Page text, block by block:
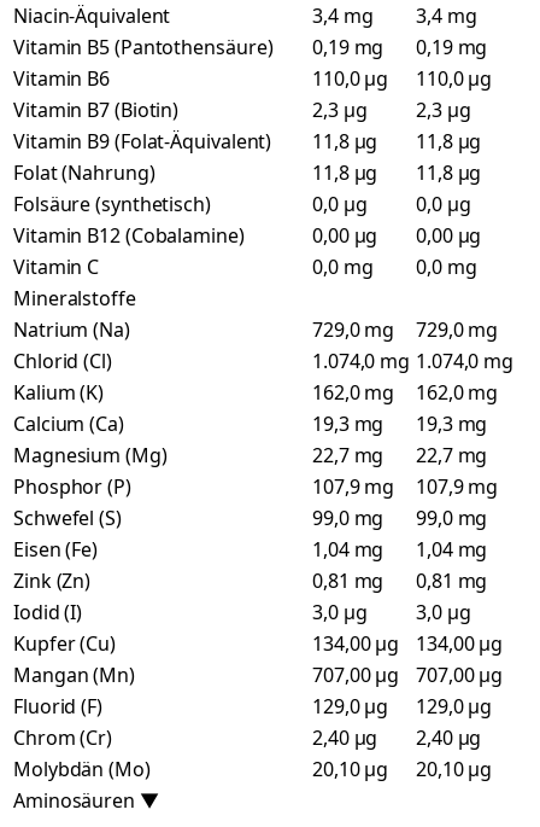
Niacin-Äquivalent
3,4 mg
3,4 mg
Vitamin B5 (Pantothensäure)
0,19 mg
0,19 mg
Vitamin B6
110,0 µg
110,0 µg
Vitamin B7 (Biotin)
2,3 µg
2,3 µg
Vitamin B9 (Folat-Äquivalent)
11,8 µg
11,8 µg
Folat (Nahrung)
11,8 µg
11,8 µg
Folsäure (synthetisch)
0,0 µg
0,0 µg
Vitamin B12 (Cobalamine)
0,00 µg
0,00 µg
Vitamin C
0,0 mg
0,0 mg
Mineralstoffe
Natrium (Na)
729,0 mg
729,0 mg
Chlorid (Cl)
1.074,0 mg 1.074,0 mg
Kalium (K)
162,0 mg
162,0 mg
Calcium (Ca)
19,3 mg
19,3 mg
Magnesium (Mg)
22,7 mg
22,7 mg
Phosphor (P)
107,9 mg
107,9 mg
Schwefel (S)
99,0 mg
99,0 mg
Eisen (Fe)
1,04 mg
1,04 mg
Zink (Zn)
0,81 mg
0,81 mg
Iodid (I)
3,0 µg
3,0 µg
Kupfer (Cu)
134,00 µg
134,00 µg
Mangan (Mn)
707,00 µg
707,00 µg
Fluorid (F)
129,0 µg
129,0 µg
Chrom (Cr)
2,40 µg
2,40 µg
Molybdän (Mo)
20,10 µg
20,10 µg
Aminosäuren ▼